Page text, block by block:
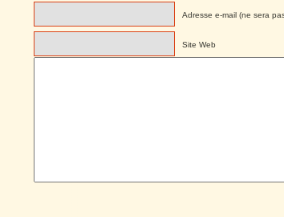
Adresse e-mail (ne sera
Site Web